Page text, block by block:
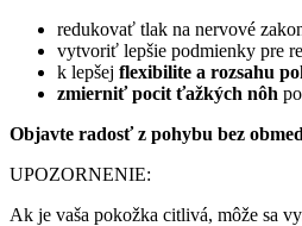
redukovať tlak na nervové
vytvoriť lepšie podmienky pre
k lepšej flexibilite a rozsahu
zmierniť pocit ťažkých nôh
Objavte radosť z pohybu bez
UPOZORNENIE:
Ak je vaša pokožka citlivá, môže sa